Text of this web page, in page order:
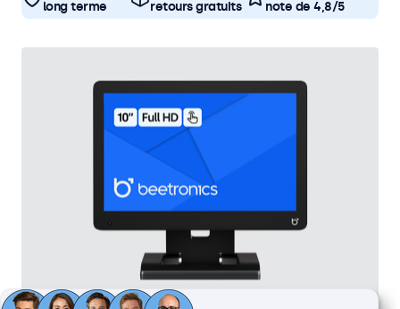
long terme
retours gratuits
note de 4,8/5